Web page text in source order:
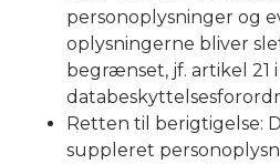
personoplysninger og
oplysningerne bliver
begrænset, jf. artikel 21 i
Retten til berigtigelse:
suppleret